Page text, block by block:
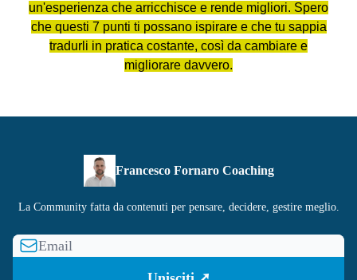
un'esperienza che arricchisce e rende migliori. Spero
che questi 7 punti ti possano ispirare e che tu sappia
tradurli in pratica costante, così da cambiare e
migliorare davvero.
Francesco Fornaro Coaching
La Community fatta da contenuti per pensare, decidere, gestire meglio.